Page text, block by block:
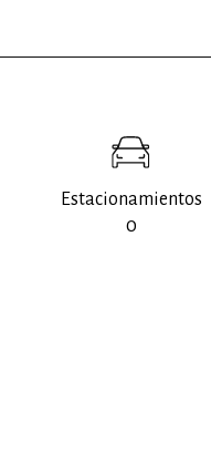
Estacionamientos
0